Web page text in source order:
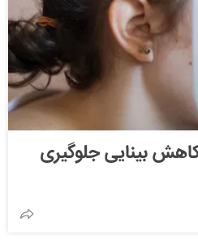
بینایی جلوگیری